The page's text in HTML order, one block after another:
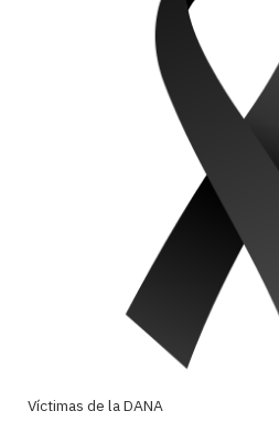
Víctimas de la DANA